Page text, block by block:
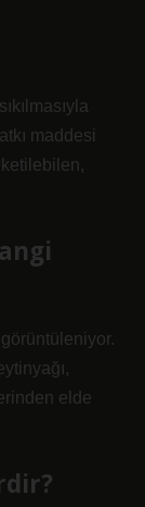
maddesi
elde